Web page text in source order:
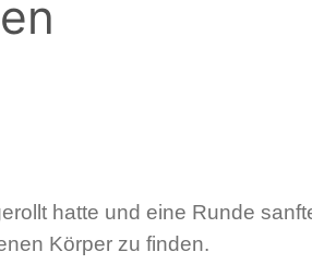
hatte und eine Runde
Körper zu finden.